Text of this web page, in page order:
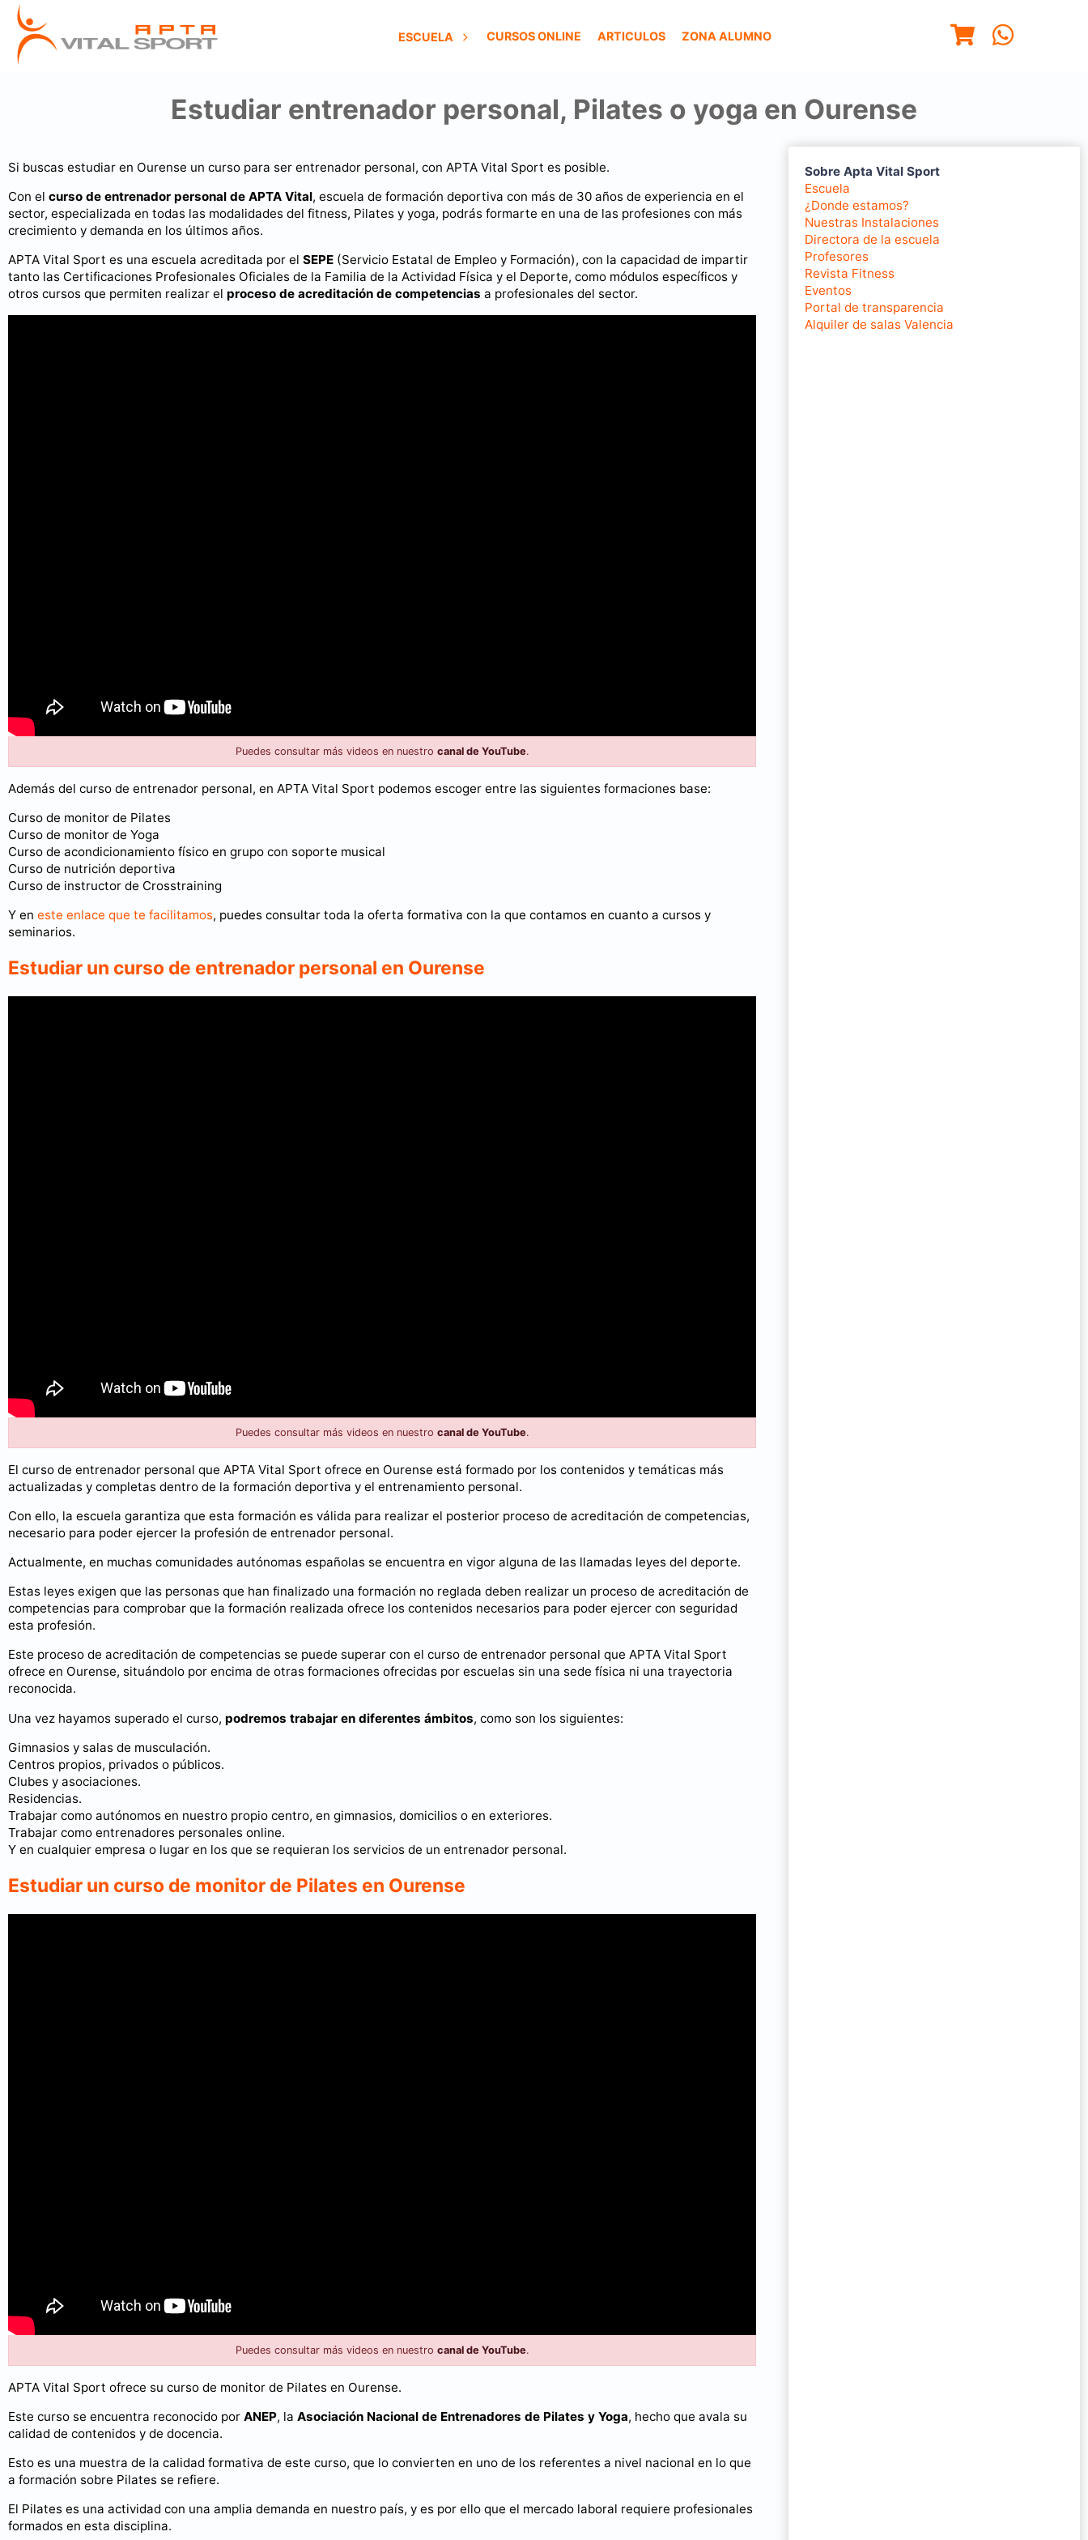
ESCUELA CURSOS ONLINE ARTICULOS ZONA ALUMNO
Estudiar entrenador personal, Pilates o yoga en Ourense
Si buscas estudiar en Ourense un curso para ser entrenador personal, con APTA Vital Sport es posible.
Con el curso de entrenador personal de APTA Vital, escuela de formación deportiva con más de 30 años de experiencia en el
sector, especializada en todas las modalidades del fitness, Pilates y yoga, podrás formarte en una de las profesiones con más
crecimiento y demanda en los últimos años.
APTA Vital Sport es una escuela acreditada por el SEPE (Servicio Estatal de Empleo y Formación), con la capacidad de impartir
tanto las Certificaciones Profesionales Oficiales de la Familia de la Actividad Física y el Deporte, como módulos específicos y
otros cursos que permiten realizar el proceso de acreditación de competencias a profesionales del sector.
Puedes consultar más videos en nuestro canal de YouTube.
Además del curso de entrenador personal, en APTA Vital Sport podemos escoger entre las siguientes formaciones base:
Curso de monitor de Pilates
Curso de monitor de Yoga
Curso de acondicionamiento físico en grupo con soporte musical
Curso de nutrición deportiva
Curso de instructor de Crosstraining
Y en este enlace que te facilitamos, puedes consultar toda la oferta formativa con la que contamos en cuanto a cursos y
seminarios.
Estudiar un curso de entrenador personal en Ourense
Puedes consultar más videos en nuestro canal de YouTube.
El curso de entrenador personal que APTA Vital Sport ofrece en Ourense está formado por los contenidos y temáticas más
actualizadas y completas dentro de la formación deportiva y el entrenamiento personal.
Con ello, la escuela garantiza que esta formación es válida para realizar el posterior proceso de acreditación de competencias,
necesario para poder ejercer la profesión de entrenador personal.
Actualmente, en muchas comunidades autónomas españolas se encuentra en vigor alguna de las llamadas leyes del deporte.
Estas leyes exigen que las personas que han finalizado una formación no reglada deben realizar un proceso de acreditación de
competencias para comprobar que la formación realizada ofrece los contenidos necesarios para poder ejercer con seguridad
esta profesión.
Este proceso de acreditación de competencias se puede superar con el curso de entrenador personal que APTA Vital Sport
ofrece en Ourense, situándolo por encima de otras formaciones ofrecidas por escuelas sin una sede física ni una trayectoria
reconocida.
Una vez hayamos superado el curso, podremos trabajar en diferentes ámbitos, como son los siguientes:
Gimnasios y salas de musculación.
Centros propios, privados o públicos.
Clubes y asociaciones.
Residencias.
Trabajar como autónomos en nuestro propio centro, en gimnasios, domicilios o en exteriores.
Trabajar como entrenadores personales online.
Y en cualquier empresa o lugar en los que se requieran los servicios de un entrenador personal.
Estudiar un curso de monitor de Pilates en Ourense
Puedes consultar más videos en nuestro canal de YouTube.
APTA Vital Sport ofrece su curso de monitor de Pilates en Ourense.
Este curso se encuentra reconocido por ANEP, la Asociación Nacional de Entrenadores de Pilates y Yoga, hecho que avala su
calidad de contenidos y de docencia.
Esto es una muestra de la calidad formativa de este curso, que lo convierten en uno de los referentes a nivel nacional en lo que
a formación sobre Pilates se refiere.
El Pilates es una actividad con una amplia demanda en nuestro país, y es por ello que el mercado laboral requiere profesionales
formados en esta disciplina.
Sobre Apta Vital Sport
Escuela
¿Donde estamos?
Nuestras Instalaciones
Directora de la escuela
Profesores
Revista Fitness
Eventos
Portal de transparencia
Alquiler de salas Valencia